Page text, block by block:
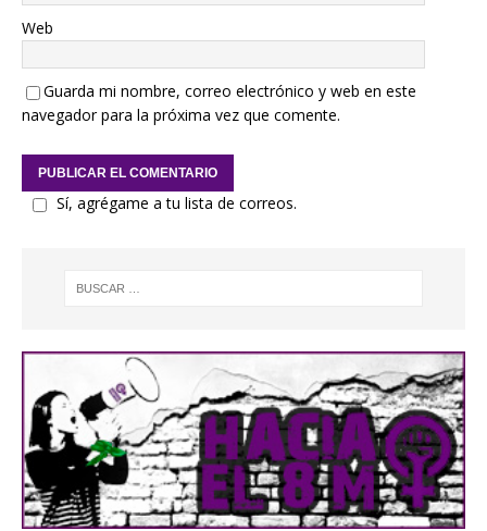
Web
Guarda mi nombre, correo electrónico y web en este
navegador para la próxima vez que comente.
Sí, agrégame a tu lista de correos.